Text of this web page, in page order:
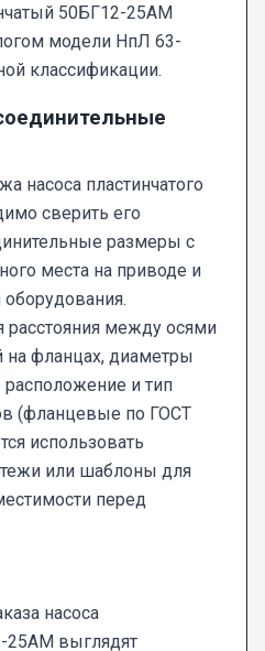
50БГ12-25АМ
модели НпЛ 63-
классификации.
насоса пластинчатого
сверить его
размеры с
места на приводе и
оборудования.
между осями
на фланцах, диаметры
расположение и тип
(фланцевые по ГОСТ
использовать
или шаблоны для
перед
насоса
25АМ выглядят